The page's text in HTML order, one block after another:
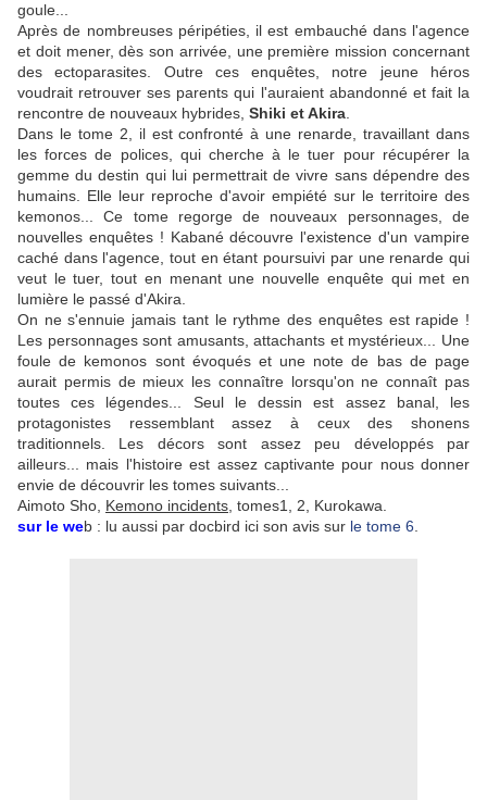
goule...
Après de nombreuses péripéties, il est embauché dans l'agence
et doit mener, dès son arrivée, une première mission concernant
des ectoparasites. Outre ces enquêtes, notre jeune héros
voudrait retrouver ses parents qui l'auraient abandonné et fait la
rencontre de nouveaux hybrides, Shiki et Akira
Dans le tome 2, il est confronté à une renarde, travaillant dans
les forces de polices, qui cherche à le tuer pour récupérer la
gemme du destin qui lui permettrait de vivre sans dépendre des
humains. Elle leur reproche d'avoir empiété sur le territoire des
kemonos... Ce tome regorge de nouveaux personnages, de
nouvelles enquêtes ! Kabané découvre l'existence d'un vampire
caché dans l'agence, tout en étant poursuivi par une renarde qui
veut le tuer, tout en menant une nouvelle enquête qui met en
lumière le passé d'Akira.
On ne s'ennuie jamais tant le rythme des enquêtes est rapide !
Les personnages sont amusants, attachants et mystérieux... Une
foule de kemonos sont évoqués et une note de bas de page
aurait permis de mieux les connaître lorsqu'on ne connaît pas
toutes ces légendes... Seul le dessin est assez banal, les
protagonistes ressemblant assez à ceux des shonens
traditionnels. Les décors sont assez peu développés par
ailleurs... mais l'histoire est assez captivante pour nous donner
envie de découvrir les tomes suivants...
Aimoto Sho, Kemono incidents , tomes1, 2, Kurokawa.
sur le web : lu aussi par docbird ici son avis sur le tome 6